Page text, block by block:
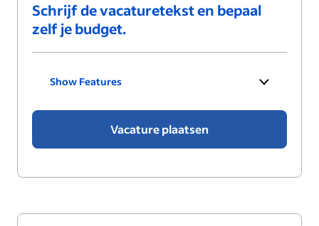
Schrijf de vacaturetekst en bepaal
zelf je budget.
Show Features
Vacature plaatsen